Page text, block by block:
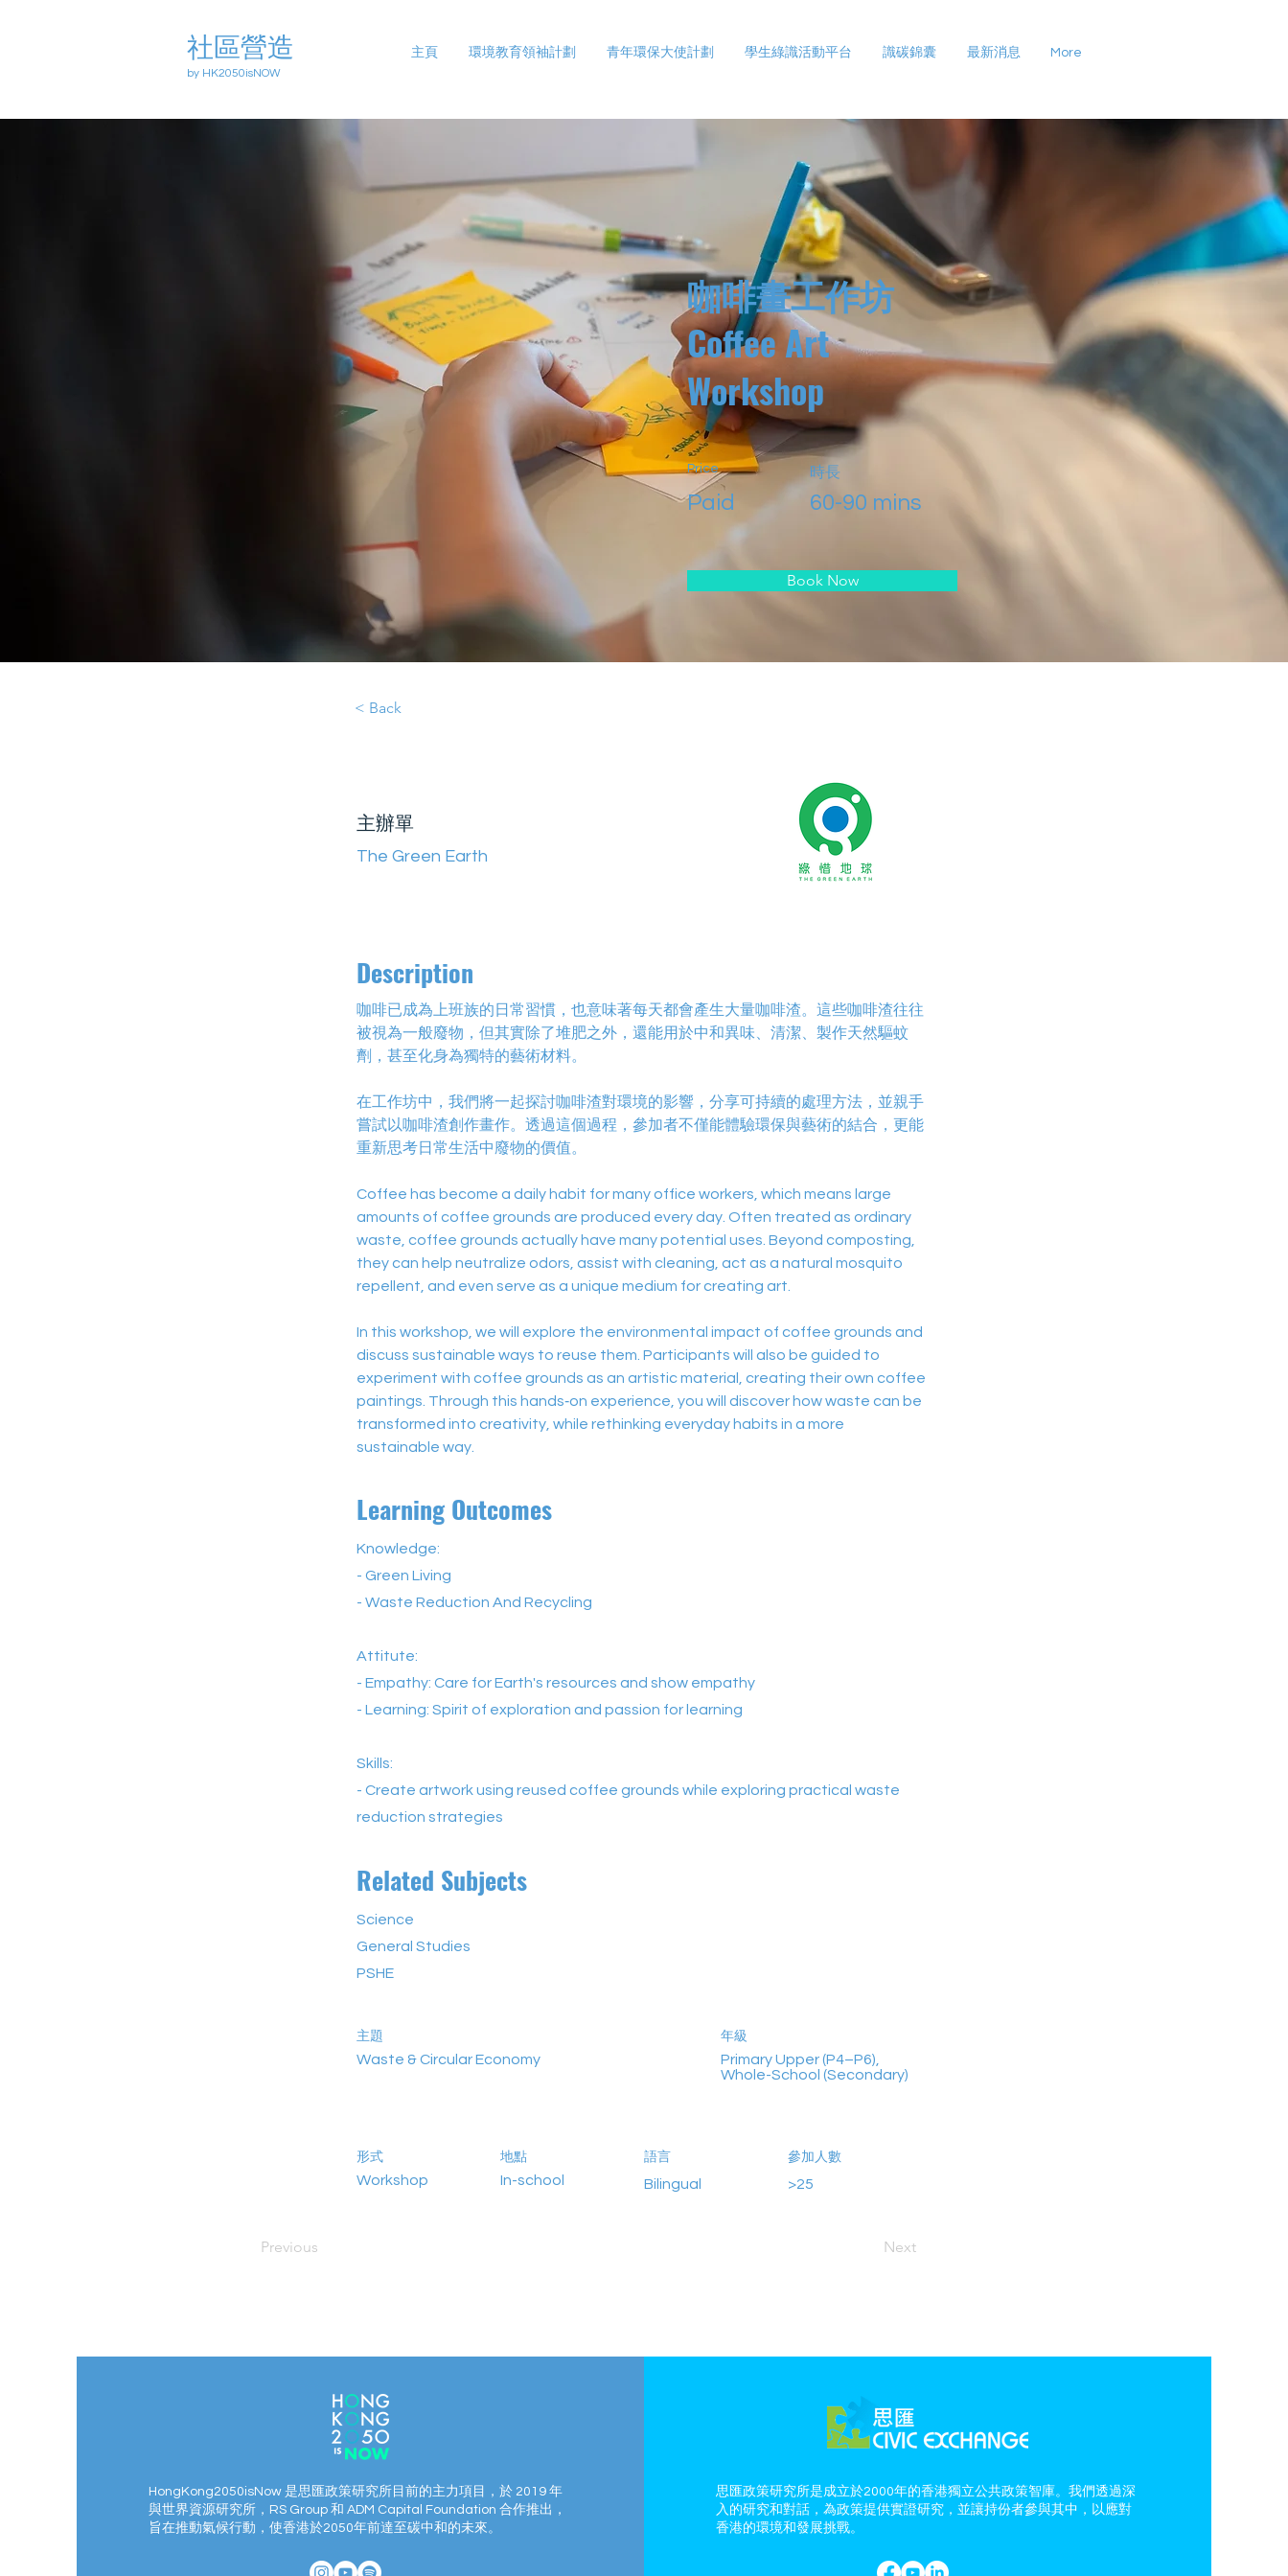
社區營造
by HK2050isNOW
主頁 環境教育領袖計劃 青年環保大使計劃 學生綠識活動平台 識碳錦囊 最新消息 More
咖啡畫工作坊
Coffee Art
Workshop
Price
Paid
時長
60-90 mins
Book Now
< Back
主辦單
The Green Earth
Description
咖啡已成為上班族的日常習慣，也意味著每天都會產生大量咖啡渣。這些咖啡渣往往
被視為一般廢物，但其實除了堆肥之外，還能用於中和異味、清潔、製作天然驅蚊
劑，甚至化身為獨特的藝術材料。
在工作坊中，我們將一起探討咖啡渣對環境的影響，分享可持續的處理方法，並親手
嘗試以咖啡渣創作畫作。透過這個過程，參加者不僅能體驗環保與藝術的結合，更能
重新思考日常生活中廢物的價值。
Coffee has become a daily habit for many office workers, which means large
amounts of coffee grounds are produced every day. Often treated as ordinary
waste, coffee grounds actually have many potential uses. Beyond composting,
they can help neutralize odors, assist with cleaning, act as a natural mosquito
repellent, and even serve as a unique medium for creating art.
In this workshop, we will explore the environmental impact of coffee grounds and
discuss sustainable ways to reuse them. Participants will also be guided to
experiment with coffee grounds as an artistic material, creating their own coffee
paintings. Through this hands‑on experience, you will discover how waste can be
transformed into creativity, while rethinking everyday habits in a more
sustainable way.
Learning Outcomes
Knowledge:
- Green Living
- Waste Reduction And Recycling
Attitute:
- Empathy: Care for Earth's resources and show empathy
- Learning: Spirit of exploration and passion for learning
Skills:
- Create artwork using reused coffee grounds while exploring practical waste
reduction strategies
Related Subjects
Science
General Studies
PSHE
主題
Waste & Circular Economy
年級
Primary Upper (P4–P6),
Whole-School (Secondary)
形式
Workshop
地點
In-school
語言
Bilingual
參加人數
>25
Previous Next
HongKong2050isNow 是思匯政策研究所目前的主力項目，於 2019 年
與世界資源研究所，RS Group 和 ADM Capital Foundation 合作推出，
旨在推動氣候行動，使香港於2050年前達至碳中和的未來。
思匯政策研究所是成立於2000年的香港獨立公共政策智庫。我們透過深
入的研究和對話，為政策提供實證研究，並讓持份者參與其中，以應對
香港的環境和發展挑戰。